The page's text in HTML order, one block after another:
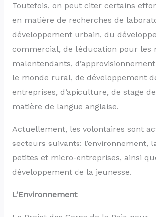
Toutefois, on peut citer certains
en matière de recherches de
développement urbain, du
commercial, de l’éducation pour les
malentendants,
le monde rural, de développement
entreprises, d’apiculture, de stage
matière de langue anglaise.
Actuellement, les volontaires sont
secteurs suivants: l’environnement,
petites et micro-entreprises, ainsi
développement de la jeunesse.
L’Environnement